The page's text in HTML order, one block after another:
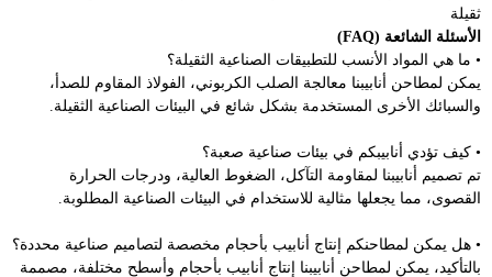
ثقيلة
الأسئلة الشائعة (FAQ)
• ما هي المواد الأنسب للتطبيقات الصناعية الثقيلة؟
يمكن لمطاحن أنابيبنا معالجة الصلب الكربوني، الفولاذ المقاوم للصدأ،
والسبائك الأخرى المستخدمة بشكل شائع في البيئات الصناعية الثقيلة.
• كيف تؤدي أنابيبكم في بيئات صناعية صعبة؟
تم تصميم أنابيبنا لمقاومة التآكل، الضغوط العالية، ودرجات الحرارة
القصوى، مما يجعلها مثالية للاستخدام في البيئات الصناعية المطلوبة.
• هل يمكن لمطاحنكم إنتاج أنابيب بأحجام مخصصة لتصاميم صناعية محددة؟
بالتأكيد، يمكن لمطاحن أنابيبنا إنتاج أنابيب بأحجام وأسطح مختلفة، مصممة